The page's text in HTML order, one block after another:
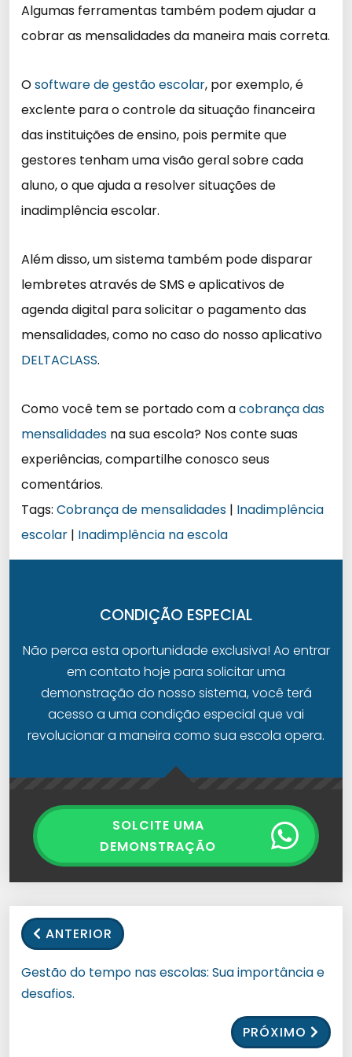
Algumas ferramentas também podem ajudar a
cobrar as mensalidades da maneira mais correta.
Osoftware de gestão escolar, por exemplo, é
exclente para o controle da situação financeira
das instituições de ensino, pois permite que
gestores tenham uma visão geral sobre cada
aluno, o que ajuda a resolver situações de
inadimplência escolar.
Além disso, um sistema também pode disparar
lembretes através de SMS e aplicativos de
agenda digital para solicitar o pagamento das
mensalidades, como no caso do nosso aplicativo
DELTACLASS.
Como você tem se portado com acobrança das
mensalidades na sua escola? Nos conte suas
experiências, compartilhe conosco seus
comentários.
Tags: Cobrança de mensalidades | Inadimplência
escolar | Inadimplência na escola
CONDIÇÃO ESPECIAL
Não perca esta oportunidade exclusiva! Ao entrar
em contato hoje para solicitar uma
demonstração do nosso sistema, você terá
acesso a uma condição especial que vai
revolucionar a maneira como sua escola opera.
SOLCITE UMA
DEMONSTRAÇÃO
ANTERIOR
Gestão do tempo nas escolas: Sua importância e
desafios.
PRÓXIMO